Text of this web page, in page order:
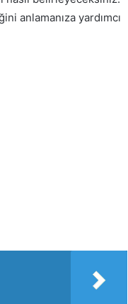
anlamanıza yardımcı